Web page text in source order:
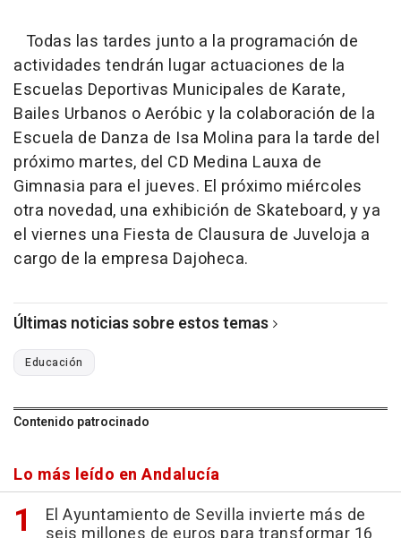
Todas las tardes junto a la programación de
actividades tendrán lugar actuaciones de la
Escuelas Deportivas Municipales de Karate,
Bailes Urbanos o Aeróbic y la colaboración de la
Escuela de Danza de Isa Molina para la tarde del
próximo martes, del CD Medina Lauxa de
Gimnasia para el jueves. El próximo miércoles
otra novedad, una exhibición de Skateboard, y ya
el viernes una Fiesta de Clausura de Juveloja a
cargo de la empresa Dajoheca.
Últimas noticias sobre estos temas
Educación
Contenido patrocinado
Lo más leído en Andalucía
El Ayuntamiento de Sevilla invierte más de